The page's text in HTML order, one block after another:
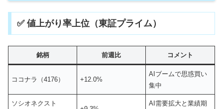
✅ 値上がり率上位（東証プライム）
銘柄 前週比 コメント
ココナラ（4176） +12.0%
AIブームで思惑買い
集中
ソシオネクスト
AI需要拡大と業績期